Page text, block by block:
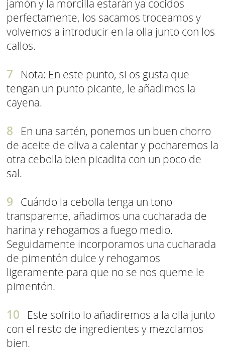
jamón y la morcilla estarán ya cocidos
perfectamente, los sacamos troceamos y
volvemos a introducir en la olla junto con los
callos.
Nota: En este punto, si os gusta que
tengan un punto picante, le añadimos la
cayena.
En una sartén, ponemos un buen chorro
de aceite de oliva a calentar y pocharemos la
otra cebolla bien picadita con un poco de
sal.
Cuándo la cebolla tenga un tono
transparente, añadimos una cucharada de
harina y rehogamos a fuego medio.
Seguidamente incorporamos una cucharada
de pimentón dulce y rehogamos
ligeramente para que no se nos queme le
pimentón.
Este sofrito lo añadiremos a la olla junto
con el resto de ingredientes y mezclamos
bien.